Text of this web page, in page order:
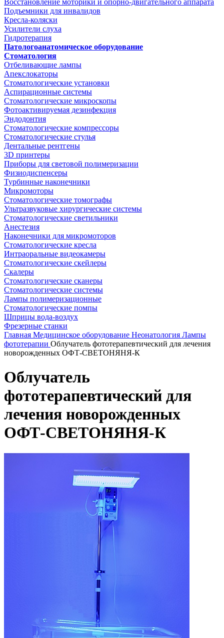
Восстановление моторики и опорно-двигательного аппарата
Подъемники для инвалидов
Кресла-коляски
Усилители слуха
Гидротерапия
Патологоанатомическое оборудование
Стоматология
Отбеливающие лампы
Апекслокаторы
Стоматологические установки
Аспирационные системы
Стоматологические микроскопы
Фотоактивируемая дезинфекция
Эндодонтия
Стоматологические компрессоры
Стоматологические стулья
Дентальные рентгены
3D принтеры
Приборы для световой полимеризации
Физиодиспенсеры
Турбинные наконечники
Микромоторы
Стоматологические томографы
Ультразвуковые хирургические системы
Стоматологические светильники
Анестезия
Наконечники для микромоторов
Стоматологические кресла
Интраоральные видеокамеры
Стоматологические скейлеры
Скалеры
Стоматологические сканеры
Стоматологические системы
Лампы полимеризационные
Стоматологические помпы
Шприцы вода-воздух
Фрезерные станки
Главная Медицинское оборудование Неонатология Лампы
фототерапии Облучатель фототерапевтический для лечения
новорожденных ОФТ-СВЕТОНЯНЯ-К
Облучатель
фототерапевтический для
лечения новорожденных
ОФТ-СВЕТОНЯНЯ-К